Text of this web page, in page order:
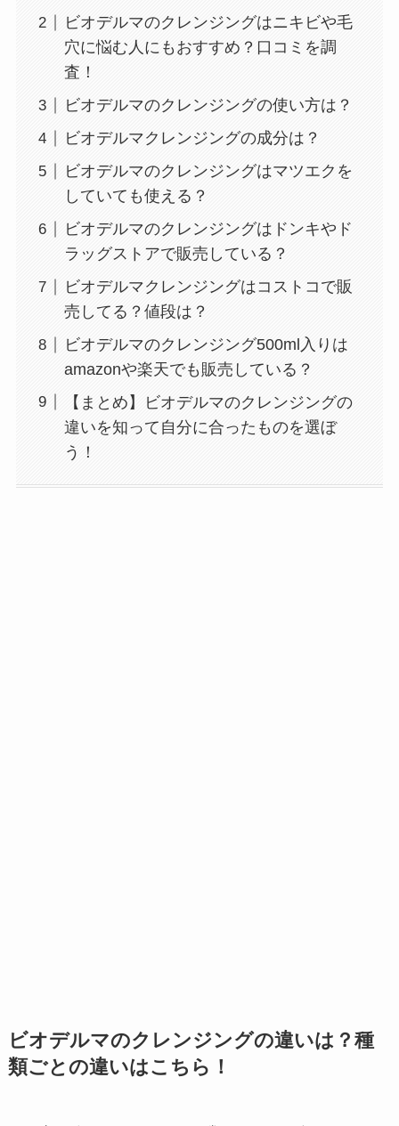
ビオデルマのクレンジングはニキビや毛
穴に悩む人にもおすすめ？口コミを調
査！
ビオデルマのクレンジングの使い方は？
ビオデルマクレンジングの成分は？
ビオデルマのクレンジングはマツエクを
していても使える？
ビオデルマのクレンジングはドンキやド
ラッグストアで販売している？
ビオデルマクレンジングはコストコで販
売してる？値段は？
ビオデルマのクレンジング500ml入りは
amazonや楽天でも販売している？
【まとめ】ビオデルマのクレンジングの
違いを知って自分に合ったものを選ぼ
う！
ビオデルマのクレンジングの違いは？種
類ごとの違いはこちら！